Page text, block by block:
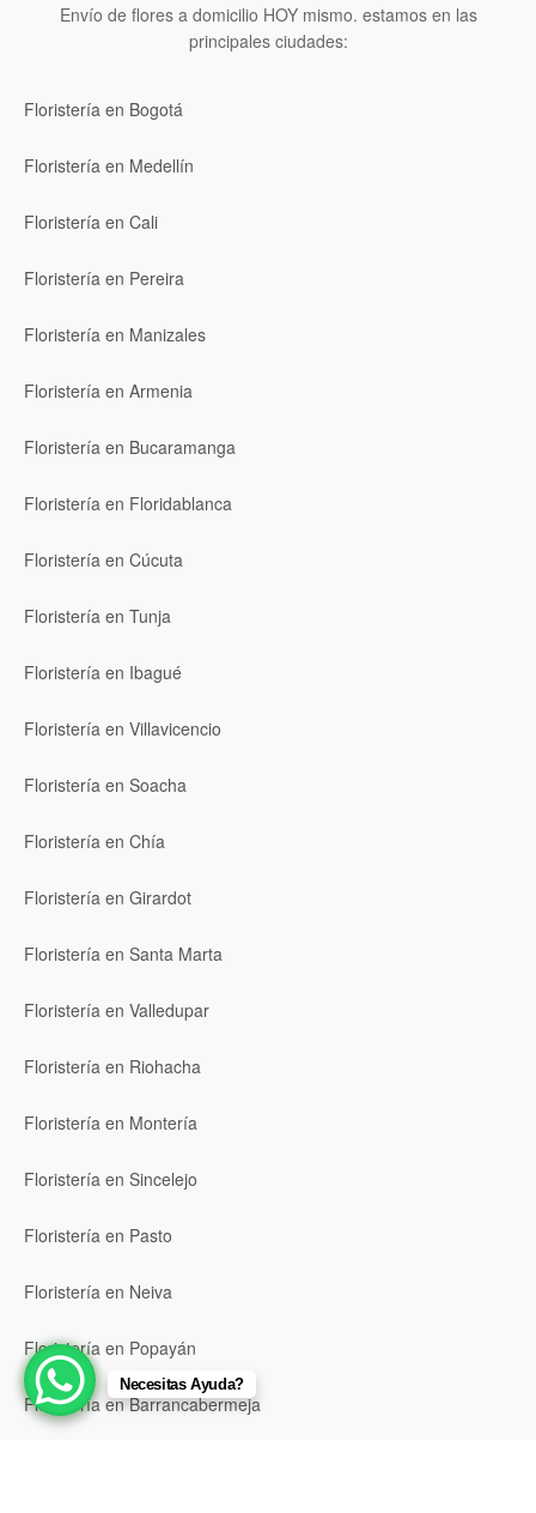
Envío de flores a domicilio HOY mismo. estamos en las
principales ciudades:
Floristería en Bogotá
Floristería en Medellín
Floristería en Cali
Floristería en Pereira
Floristería en Manizales
Floristería en Armenia
Floristería en Bucaramanga
Floristería en Floridablanca
Floristería en Cúcuta
Floristería en Tunja
Floristería en Ibagué
Floristería en Villavicencio
Floristería en Soacha
Floristería en Chía
Floristería en Girardot
Floristería en Santa Marta
Floristería en Valledupar
Floristería en Riohacha
Floristería en Montería
Floristería en Sincelejo
Floristería en Pasto
Floristería en Neiva
Floristería en Popayán
Floristería en Barrancabermeja
Necesitas Ayuda?